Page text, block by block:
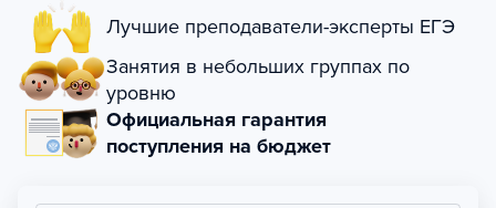
Лучшие преподаватели-эксперты ЕГЭ
Занятия в небольших группах по
уровню
Официальная гарантия
поступления на бюджет